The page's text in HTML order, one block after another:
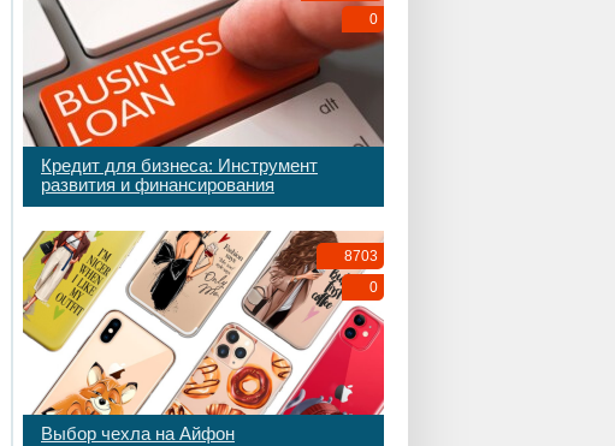
0
Кредит для бизнеса: Инструмент
развития и финансирования
8703
0
Выбор чехла на Айфон